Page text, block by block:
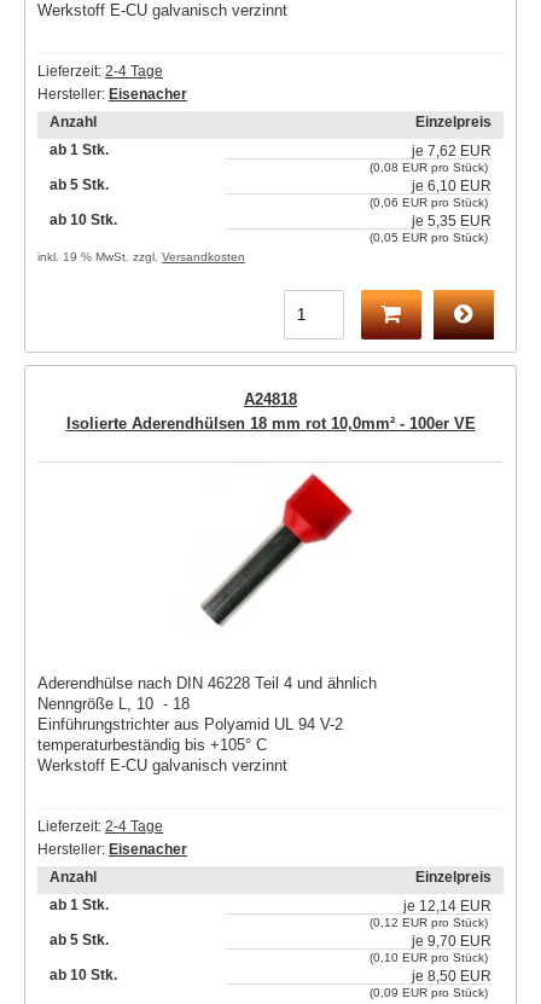
Werkstoff E-CU galvanisch verzinnt
Lieferzeit: 2-4 Tage
Hersteller: Eisenacher
Anzahl
Einzelpreis
ab 1 Stk.
je 7,62 EUR
(0,08 EUR pro Stück)
ab 5 Stk. je 6,10 EUR
(0,06 EUR pro Stück)
ab 10 Stk. je 5,35 EUR
(0,05 EUR pro Stück)
inkl. 19 % MwSt. zzgl. Versandkosten
A24818
Isolierte Aderendhülsen 18 mm rot 10,0mm² - 100er VE
Aderendhülse nach DIN 46228 Teil 4 und ähnlich
Nenngröße L, 10 - 18
Einführungstrichter aus Polyamid UL 94 V-2
temperaturbeständig bis +105° C
Werkstoff E-CU galvanisch verzinnt
Lieferzeit: 2-4 Tage
Hersteller: Eisenacher
Anzahl
Einzelpreis
ab 1 Stk.
je 12,14 EUR
(0,12 EUR pro Stück)
ab 5 Stk. je 9,70 EUR
(0,10 EUR pro Stück)
ab 10 Stk. je 8,50 EUR
(0,09 EUR pro Stück)